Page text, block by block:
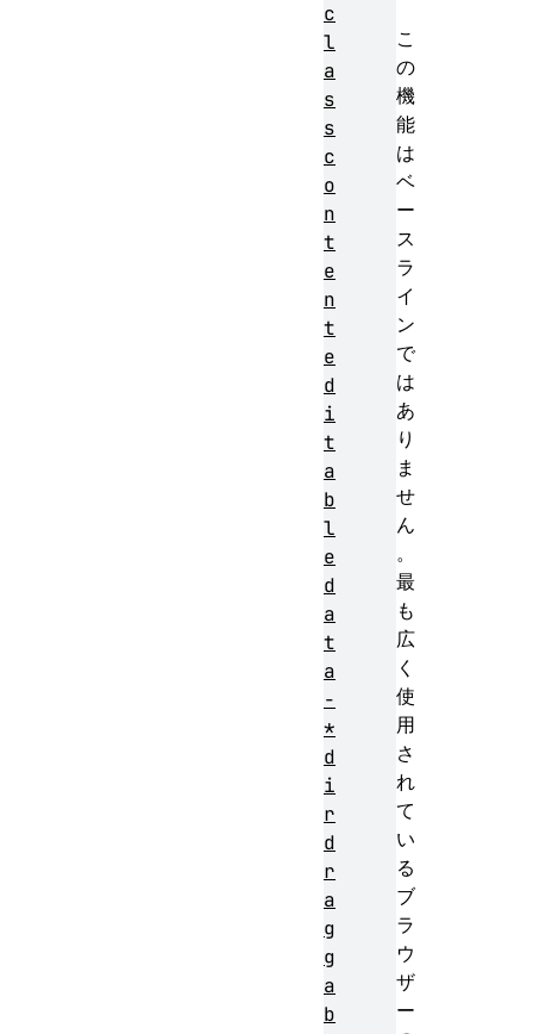
こ
の
機
能
は
ベ
ー
ス
ラ
イ
ン
で
は
あ
り
ま
せ
ん
。
最
も
広
く
使
用
さ
れ
て
い
る
ブ
ラ
ウ
ザ
ー
c
l
a
s
s
c
o
n
t
e
n
t
e
d
i
t
a
b
l
e
d
a
t
a
-
*
d
i
r
d
r
a
g
g
a
b